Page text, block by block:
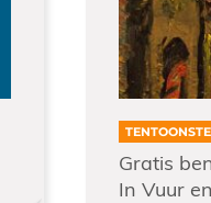
Gratis
In Vuur